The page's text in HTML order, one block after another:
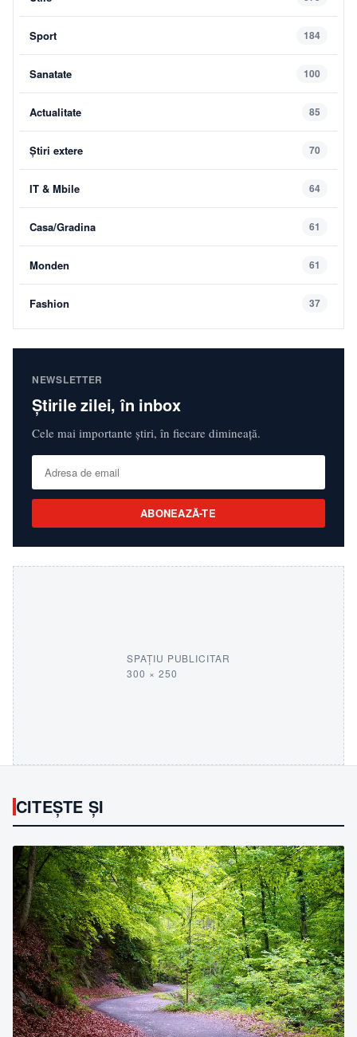
Sport 184
Sanatate 100
Actualitate 85
Știri extere 70
IT & Mbile 64
Casa/Gradina 61
Monden 61
Fashion 37
NEWSLETTER
Știrile zilei, în inbox
Cele mai importante știri, în fiecare dimineață.
ABONEAZĂ-TE
SPAȚIU PUBLICITAR
300 × 250
CITEȘTE ȘI